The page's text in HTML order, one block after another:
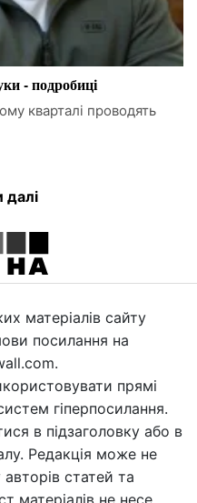
- подробиці
кварталі проводять
далі
матеріалів сайту
посилання на
прямі
гіперпосилання.
в підзаголовку або в
Редакція може не
статей та